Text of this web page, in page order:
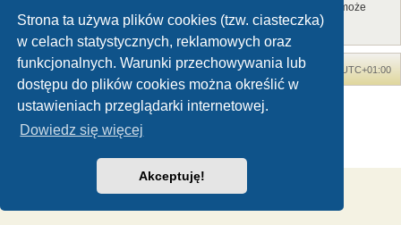
Strona ta używa plików cookies (tzw. ciasteczka)
w celach statystycznych, reklamowych oraz
funkcjonalnych. Warunki przechowywania lub
dostępu do plików cookies można określić w
ustawieniach przeglądarki internetowej.
Dowiedz się więcej
Akceptuję!
ponosi odpowiedzialności za włamania do witryny, podczas których może
dojść do kradzieży danych.
Forum Dinozaury.com Strona główna Strefa czasowa UTC+01:00
Dinozaury.com© 2006-2020
Polski pakiet językowy dostarcza